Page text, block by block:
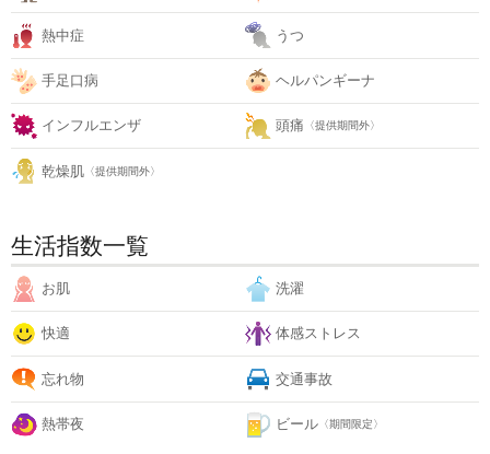
熱中症 うつ
手足口病 ヘルパンギーナ
インフルエンザ 頭痛 〈提供期間外〉
乾燥肌 〈提供期間外〉
生活指数一覧
お肌 洗濯
快適 体感ストレス
忘れ物 交通事故
熱帯夜 ビール 〈期間限定〉